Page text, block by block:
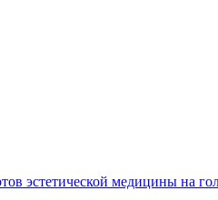
эстетической медицины на